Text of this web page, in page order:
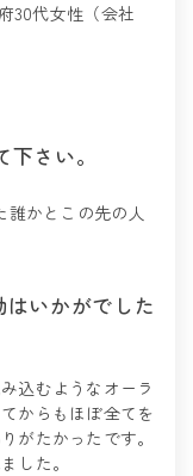
30代女性（会社
さい。
誰かとこの先の人
いかがでした
込むようなオーラ
からもほぼ全てを
がたかったです。
した。